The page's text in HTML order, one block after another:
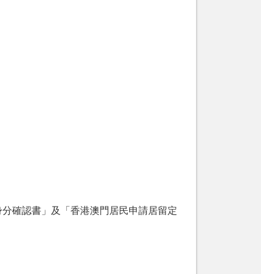
確認書」及「香港澳門居民申請居留定